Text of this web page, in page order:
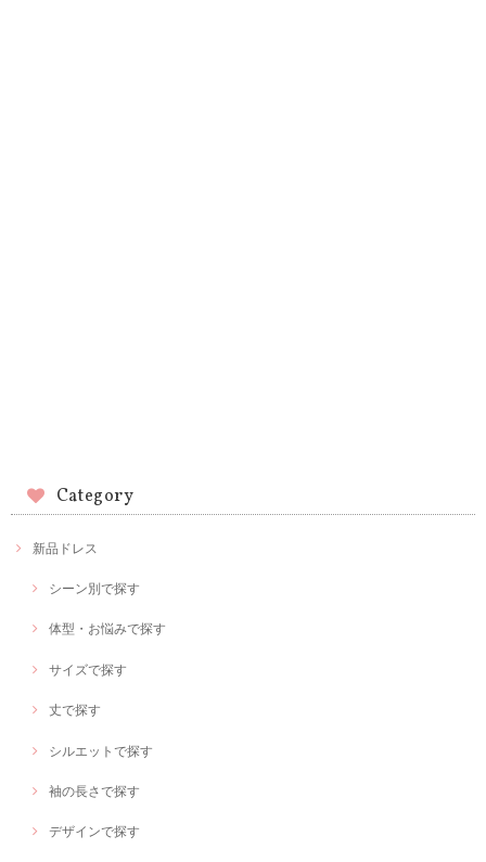
Category
新品ドレス
シーン別で探す
体型・お悩みで探す
サイズで探す
丈で探す
シルエットで探す
袖の長さで探す
デザインで探す